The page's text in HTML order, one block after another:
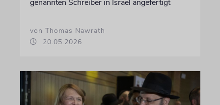
genannten Schreiber in Israel angefertigt
von Thomas Nawrath
20.05.2026